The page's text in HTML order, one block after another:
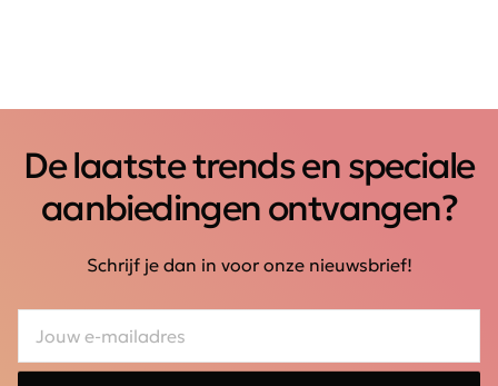
De laatste trends en speciale
aanbiedingen ontvangen?
Schrijf je dan in voor onze nieuwsbrief!